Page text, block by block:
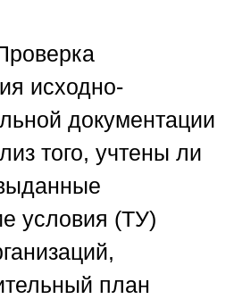
исходно-
документации
того, учтены ли
условия (ТУ)
план